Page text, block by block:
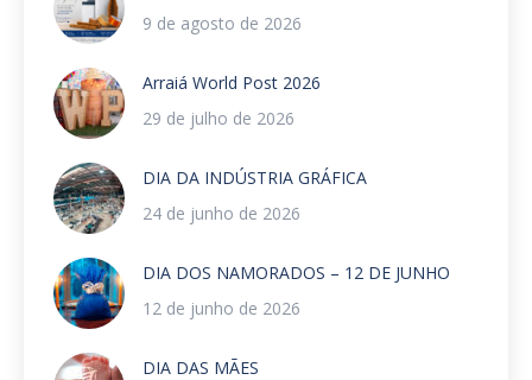
9 de agosto de 2026
Arraiá World Post 2026
29 de julho de 2026
DIA DA INDÚSTRIA GRÁFICA
24 de junho de 2026
DIA DOS NAMORADOS – 12 DE JUNHO
12 de junho de 2026
DIA DAS MÃES